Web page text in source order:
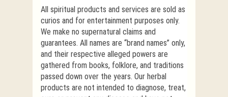
All spiritual products and services are sold as
curios and for entertainment purposes only.
We make no supernatural claims and
guarantees. All names are “brand names” only,
and their respective alleged powers are
gathered from books, folklore, and traditions
passed down over the years. Our herbal
products are not intended to diagnose, treat,